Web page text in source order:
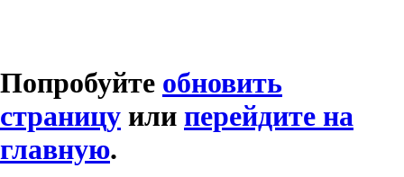
Попробуйте обновить
страницу или перейдите на
главную.